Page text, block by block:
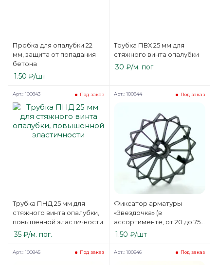
Пробка для опалубки 22
мм, защита от попадания
бетона
1.50 ₽/шт
Трубка ПВХ 25 мм для
стяжного винта опалубки
30 ₽/м. пог.
Трубка ПНД 25 мм для
стяжного винта опалубки,
повышенной эластичности
Под заказ
Арт.: 100843
35 ₽/м. пог.
Фиксатор арматуры
«Звездочка» (в
ассортименте, от 20 до 75
мм)
Под заказ
Арт.: 100844
1.50 ₽/шт
Под заказ
Арт.: 100845 Под заказ
Арт.: 100846